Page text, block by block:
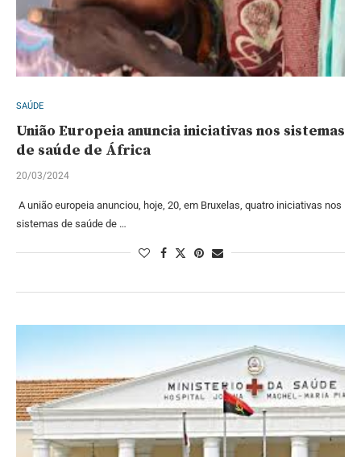
SAÚDE
União Europeia anuncia iniciativas nos sistemas
de saúde de África
20/03/2024
A união europeia anunciou, hoje, 20, em Bruxelas, quatro iniciativas nos
sistemas de saúde de …